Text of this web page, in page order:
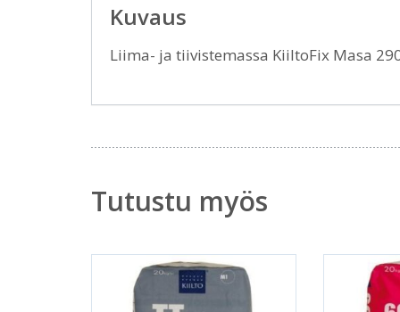
Kuvaus
Liima- ja tiivistemassa KiiltoFix Masa
Tutustu myös